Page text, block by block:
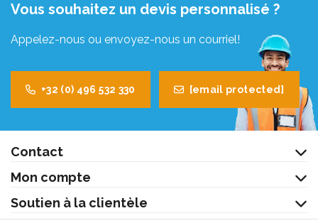
Vous souhaitez un devis personnalisé ?
Appelez-nous ou envoyez-nous un courriel!
+32 (0) 496 532 330 [email protected]
Contact
Mon compte
Soutien à la clientèle